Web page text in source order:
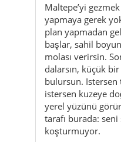
Maltepe’yi
yapmaya gerek
plan yapmadan
başlar, sahil
molası verirsin.
dalarsın, küçük bir
bulursun. Istersen
istersen kuzeye
yerel yüzünü
tarafı burada:
koşturmuyor.